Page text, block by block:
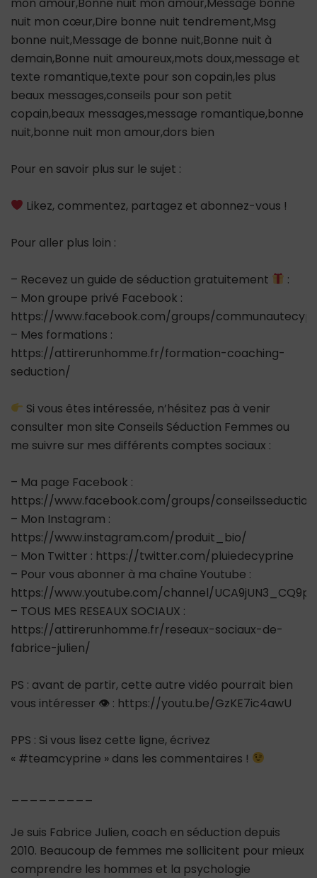
nuit mon cœur,Dire bonne nuit tendrement,Msg
bonne nuit,Message de bonne nuit,Bonne nuit à
demain,Bonne nuit amoureux,mots doux,message et
texte romantique,texte pour son copain,les plus
beaux messages,conseils pour son petit
copain,beaux messages,message romantique,bonne
nuit,bonne nuit mon amour,dors bien
Pour en savoir plus sur le sujet :
Likez, commentez, partagez et abonnez-vous !
Pour aller plus loin :
– Recevez un guide de séduction gratuitement
:
– Mon groupe privé Facebook :
https://www.facebook.com/groups/
– Mes formations :
https://attirerunhomme.fr/formation-coaching-
seduction/
Si vous êtes intéressée, n’hésitez pas à venir
consulter mon site Conseils Séduction Femmes ou
me suivre sur mes différents comptes sociaux :
– Ma page Facebook :
https://www.facebook.com/groups/
– Mon Instagram :
https://www.instagram.com/produit_bio/
– Mon Twitter : https://twitter.com/pluiedecyprine
– Pour vous abonner à ma chaîne Youtube :
https://www.youtube.com/channel/
– TOUS MES RESEAUX SOCIAUX :
https://attirerunhomme.fr/reseaux-sociaux-de-
fabrice-julien/
PS : avant de partir, cette autre vidéo pourrait bien
vous intéresser 👁 : https://youtu.be/GzKE7ic4awU
PPS : Si vous lisez cette ligne, écrivez
« #teamcyprine » dans les commentaires !
Je suis Fabrice Julien, coach en séduction depuis
2010. Beaucoup de femmes me sollicitent pour mieux
comprendre les hommes et la psychologie